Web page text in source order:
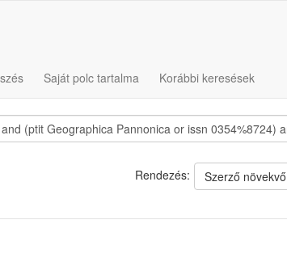
Saját polc tartalma Korábbi keresések
Rendezés: Szerző növekvő